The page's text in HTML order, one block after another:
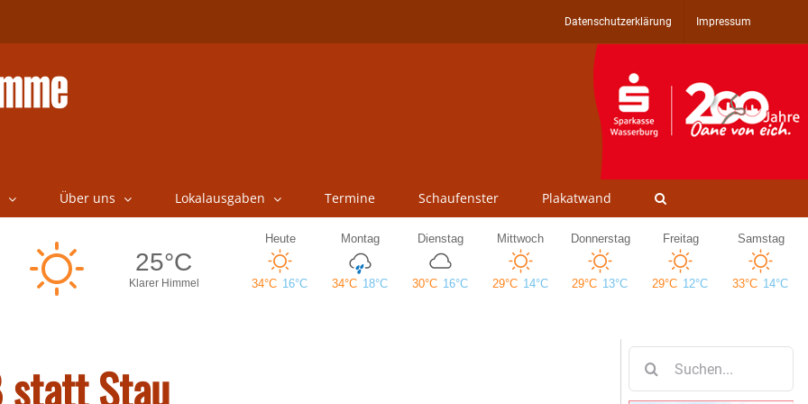
Datenschutzerklärung Impressum
Über uns Lokalausgaben Termine Schaufenster Plakatwand
statt Stau
nach: